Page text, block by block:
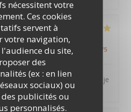
nécessitent votre
Ces cookies
servent à
votre navigation,
du site,
des
(ex : en lien
sociaux) ou
publicités ou
personnalisés.
7
5/5 Cuisine: 5/5 Qualité / Prix /5
L’accueil la présentation je